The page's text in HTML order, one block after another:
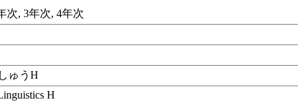
次, 3年次, 4年次
ゅうH
H